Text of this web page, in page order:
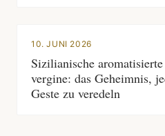
10. JUNI 2026
Sizilianische
vergine: das Geheimnis,
Geste zu veredeln